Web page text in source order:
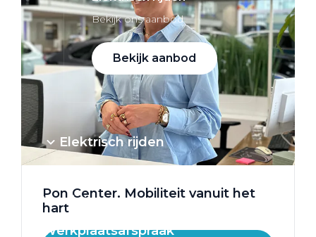
Bekijk ons aanbod
Bekijk aanbod
Elektrisch rijden
Vestigingen
Werkplaatsafspraak
Pon Center. Mobiliteit vanuit het
hart